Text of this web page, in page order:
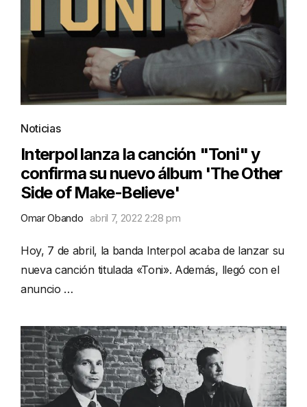
Noticias
Interpol lanza la canción "Toni" y
confirma su nuevo álbum 'The Other
Side of Make-Believe'
Omar Obando abril 7, 2022 2:28 pm
Hoy, 7 de abril, la banda Interpol acaba de lanzar su
nueva canción titulada «Toni». Además, llegó con el
anuncio …